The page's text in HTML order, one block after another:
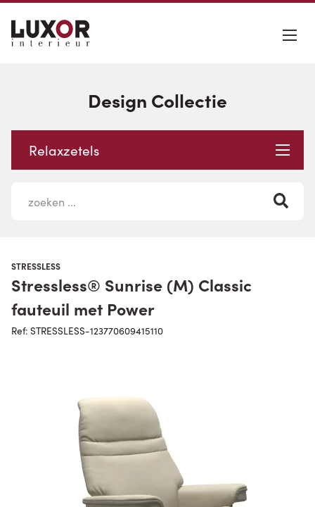
Design Collectie
Relaxzetels
STRESSLESS
Stressless® Sunrise (M) Classic
fauteuil met Power
Ref: STRESSLESS-123770609415110